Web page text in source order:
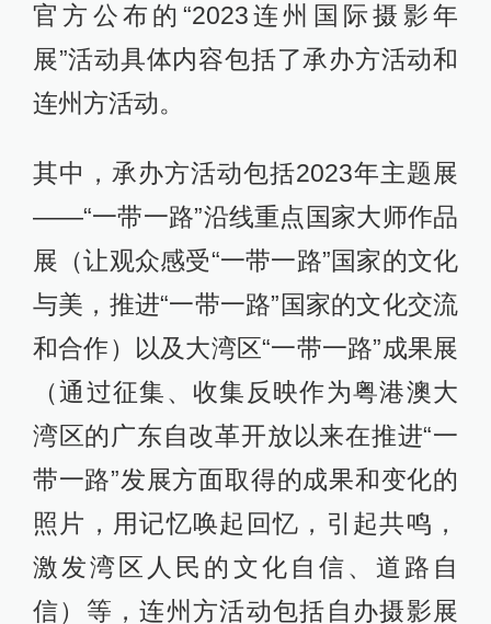
官方公布的“2023连州国际摄影年
展”活动具体内容包括了承办方活动和
连州方活动。
其中，承办方活动包括2023年主题展
——“一带一路”沿线重点国家大师作品
展（让观众感受“一带一路”国家的文化
与美，推进“一带一路”国家的文化交流
和合作）以及大湾区“一带一路”成果展
（通过征集、收集反映作为粤港澳大
湾区的广东自改革开放以来在推进“一
带一路”发展方面取得的成果和变化的
照片，用记忆唤起回忆，引起共鸣，
激发湾区人民的文化自信、道路自
信）等，连州方活动包括自办摄影展